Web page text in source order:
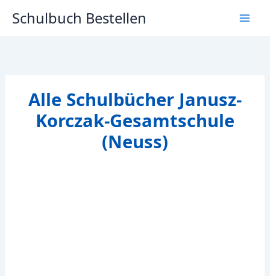
InhaltSchulbuch Bestellen
Alle Schulbücher Janusz-
Korczak-Gesamtschule
(Neuss)